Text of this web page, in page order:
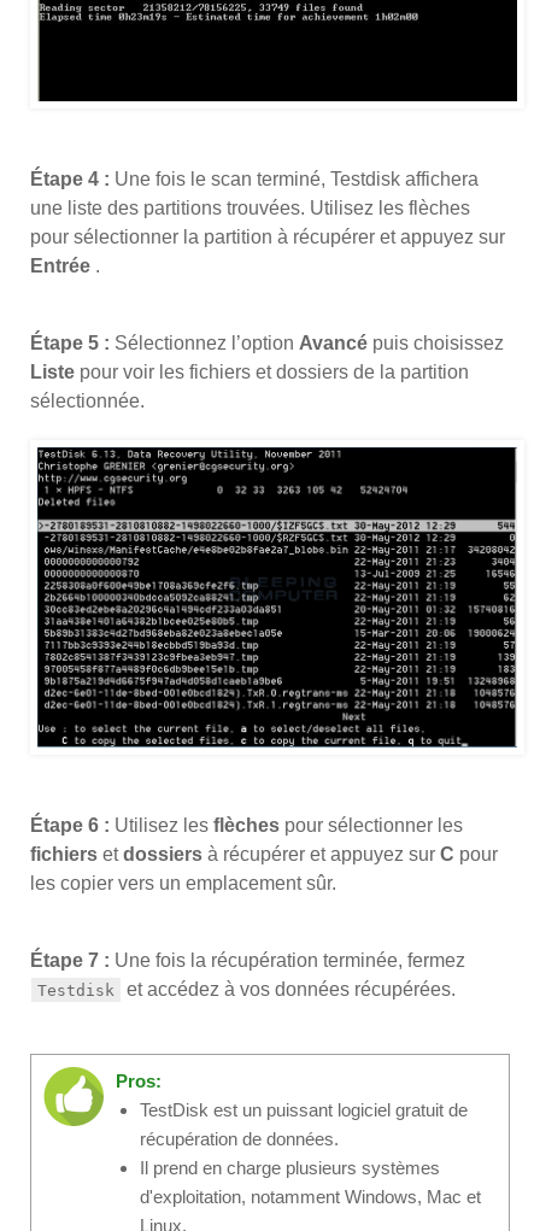
Étape 4 : Une fois le scan terminé, Testdisk affichera
une liste des partitions trouvées. Utilisez les flèches
pour sélectionner la partition à récupérer et appuyez sur
Entrée .
Étape 5 : Sélectionnez l’option Avancé puis choisissez
Liste pour voir les fichiers et dossiers de la partition
sélectionnée.
Étape 6 : Utilisez les flèches pour sélectionner les
fichiers etdossiers à récupérer et appuyez sur C pour
les copier vers un emplacement sûr.
Étape 7 : Une fois la récupération terminée, fermez
Testdisk et accédez à vos données récupérées.
Pros:
TestDisk est un puissant logiciel gratuit de
récupération de données.
Il prend en charge plusieurs systèmes
d'exploitation, notamment Windows, Mac et
Linux.